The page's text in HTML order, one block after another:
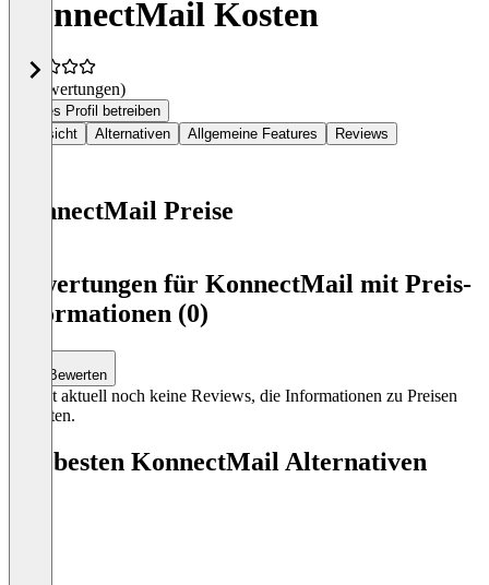
KonnectMail Kosten
(0 Bewertungen)
Dieses Profil betreiben
Übersicht
Alternativen Allgemeine Features Reviews
KonnectMail Preise
Bewertungen für KonnectMail mit Preis-
Informationen (0)
Bewerten
Es gibt aktuell noch keine Reviews, die Informationen zu Preisen
enthalten.
Die besten KonnectMail Alternativen